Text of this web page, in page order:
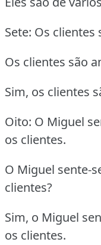
Sete: Os clientes
Os clientes são
Sim, os clientes
Oito: O Miguel
os clientes.
O Miguel sente-
clientes?
Sim, o Miguel
os clientes.